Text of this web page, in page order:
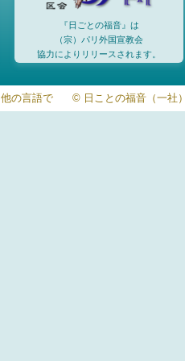
『日ごとの福音』は
（宗）パリ外国宣教会
協力によりリリースされます。
他の言語で © 日ことの福音（一社